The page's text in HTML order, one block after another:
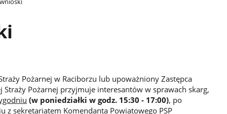
Pożarnej w Raciborzu lub upoważniony Zastępca
Pożarnej przyjmuje interesantów w sprawach skarg,
(w poniedziałki w godz. 15:30 - 17:00), po
z sekretariatem Komendanta Powiatowego PSP